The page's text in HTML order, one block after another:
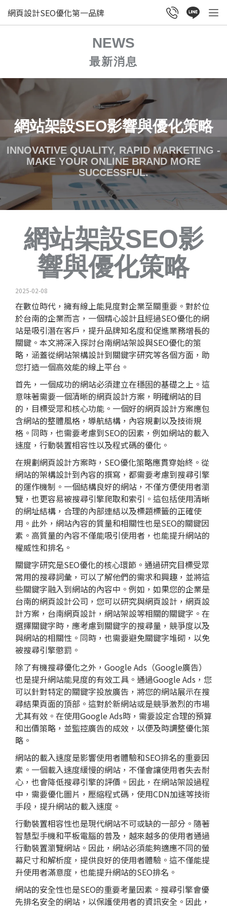
網頁設計SEO優化第一品牌
NEWS
最新消息
網站架設SEO影響與優化策略
INNOVATIVE QUALITY, RAPID MARKETING -
MAKE YOUR ONLINE BRAND MORE
SUCCESSFUL.
網站架設SEO影
響與優化策略
2025-02-08
在數位時代，擁有線上能見度對企業至關重要。對於位
於台南的企業而言，一個精心設計且經過SEO優化的網
站是吸引潛在客戶，提升品牌知名度和促進業務增長的
關鍵。本文將深入探討台南網站架設與SEO優化的策
略，涵蓋從網站架構設計到關鍵字研究等各個方面，助
您打造一個高效能的線上平台。
首先，一個成功的網站必須建立在穩固的基礎之上。這
意味著需要一個清晰的網頁設計方案，明確網站的目
的，目標受眾和核心功能。一個好的網頁設計方案應包
含網站的整體風格，導航結構，內容規劃以及技術規
格。同時，也需要考慮到SEO的因素，例如網站的載入
速度，行動裝置相容性以及程式碼的優化。
在規劃網頁設計方案時，SEO優化策略應貫穿始終。從
網站的架構設計到內容的撰寫，都需要考慮到搜尋引擎
的運作機制。一個結構良好的網站，不僅方便使用者瀏
覽，也更容易被搜尋引擎爬取和索引。這包括使用清晰
的網址結構，合理的內部連結以及標題標籤的正確使
用。此外，網站內容的質量和相關性也是SEO的關鍵因
素。高質量的內容不僅能吸引使用者，也能提升網站的
權威性和排名。
關鍵字研究是SEO優化的核心環節。通過研究目標受眾
常用的搜尋詞彙，可以了解他們的需求和興趣，並將這
些關鍵字融入到網站的內容中。例如，如果您的企業是
台南的網頁設計公司，您可以研究與網頁設計，網頁設
計方案， 台南網頁設計 ，網站架設等相關的關鍵字。在
選擇關鍵字時，應考慮到關鍵字的搜尋量，競爭度以及
與網站的相關性。同時，也需要避免關鍵字堆砌，以免
被搜尋引擎懲罰。
除了有機搜尋優化之外，Google Ads（Google廣告）
也是提升網站能見度的有效工具。通過Google Ads，您
可以針對特定的關鍵字投放廣告，將您的網站展示在搜
尋結果頁面的頂部。這對於新網站或是競爭激烈的市場
尤其有效。在使用Google Ads時，需要設定合理的預算
和出價策略，並監控廣告的成效，以便及時調整優化策
略。
網站的載入速度是影響使用者體驗和SEO排名的重要因
素。一個載入速度緩慢的網站，不僅會讓使用者失去耐
心，也會降低搜尋引擎的評價。因此，在網站架設過程
中，需要優化圖片，壓縮程式碼，使用CDN加速等技術
手段，提升網站的載入速度。
行動裝置相容性也是現代網站不可或缺的一部分。隨著
智慧型手機和平板電腦的普及，越來越多的使用者通過
行動裝置瀏覽網站。因此，網站必須能夠適應不同的螢
幕尺寸和解析度，提供良好的使用者體驗。這不僅能提
升使用者滿意度，也能提升網站的SEO排名。
網站的安全性也是SEO的重要考量因素。搜尋引擎會優
先排名安全的網站，以保護使用者的資訊安全。因此，